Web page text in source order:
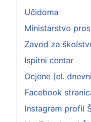
Učidoma
Ministarstvo
Zavod za
Ispitni centar
Ocjene (el.
Facebook
Instagram profil